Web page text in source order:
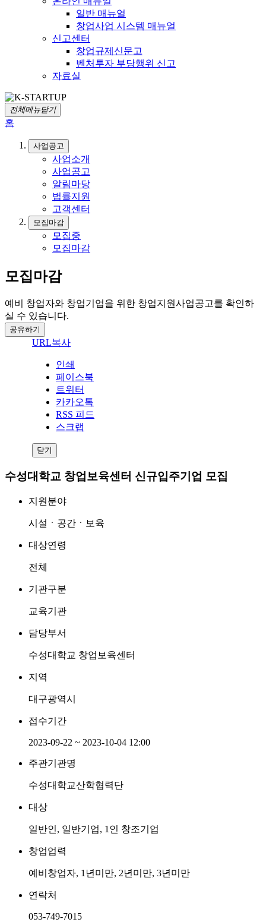
일반 매뉴얼
창업사업 시스템 매뉴얼
신고센터
창업규제신문고
벤처투자 부당행위 신고
자료실
전체메뉴닫기
홈
사업공고
사업소개
사업공고
알림마당
법률지원
고객센터
모집마감
모집중
모집마감
모집마감
예비 창업자와 창업기업을 위한 창업지원사업공고를 확인하
실 수 있습니다.
공유하기
URL복사
인쇄
페이스북
트위터
카카오톡
RSS 피드
스크랩
닫기
수성대학교 창업보육센터 신규입주기업 모집
지원분야
시설ㆍ공간ㆍ보육
대상연령
전체
기관구분
교육기관
담당부서
수성대학교 창업보육센터
지역
대구광역시
접수기간
2023-09-22 ~ 2023-10-04 12:00
주관기관명
수성대학교산학협력단
대상
일반인, 일반기업, 1인 창조기업
창업업력
예비창업자, 1년미만, 2년미만, 3년미만
연락처
053-749-7015